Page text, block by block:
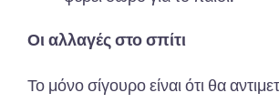
Οι αλλαγές στο σπίτι
Το μόνο σίγουρο είναι ότι θα